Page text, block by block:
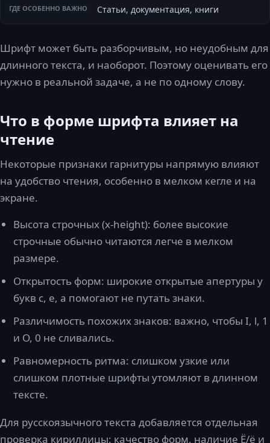
Статьи, документация, книги
Шрифт может быть разборчивым, но неудобным для
длинного текста, и наоборот. Поэтому оценивать его
нужно в реальной задаче, а не по одному слову.
Что в форме шрифта влияет на
чтение
Некоторые признаки гарнитуры напрямую влияют
на удобство чтения, особенно в мелком кегле и на
экране.
Высота строчных (x-height): более высокие
строчные обычно читаются легче в мелком
размере.
Открытость форм: широкие открытые апертуры у
букв c, e, a помогают не путать знаки.
Различимость похожих знаков: важно, чтобы I, l, 1
и O, 0 не сливались.
Равномерность ритма: слишком узкие или
слишком плотные шрифты утомляют в длинном
тексте.
Для русскоязычного текста добавляется отдельная
проверка кириллицы: качество форм, наличие Ё/ё и